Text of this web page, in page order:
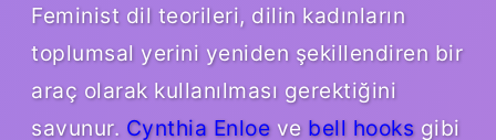
Feminist dil teorileri, dilin kadınların
toplumsal yerini yeniden şekillendiren bir
araç olarak kullanılması gerektiğini
savunur. Cynthia Enloeve bell hooks gibi